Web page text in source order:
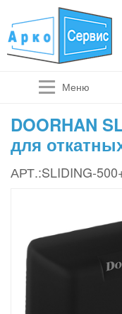
Меню
DOORHAN
для
АРТ.:SLIDING-